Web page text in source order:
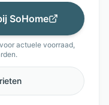
SoHome
voor actuele voorraad,